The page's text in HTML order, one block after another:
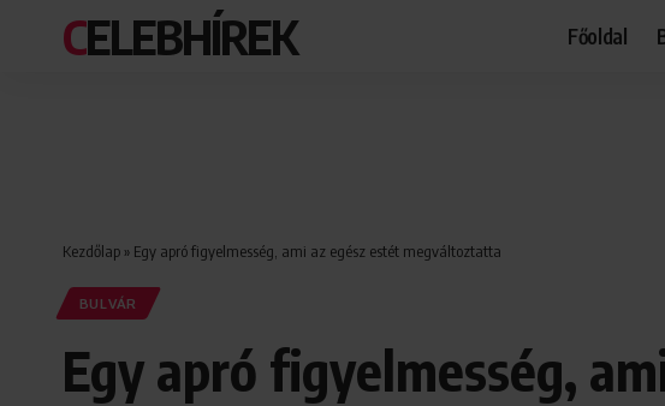
CELEBHÍREK Főoldal
Kezdőlap » Egy apró figyelmesség, ami az egész estét megváltoztatta
BULVÁR
Egy apró figyelmesség,